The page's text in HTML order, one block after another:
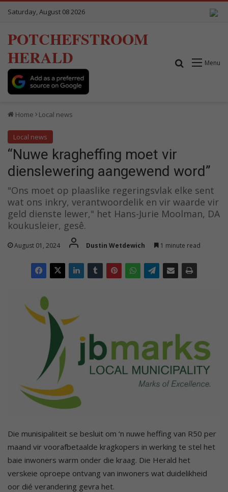
Saturday, August 08 2026
POTCHEFSTROOM
HERALD
Menu
Search for
Home Local news
Local news
“Nuwe kragheffing moet vir
dienslewering aangewend word”
"Ons moet op plaaslike regeringsvlak elke sent
wat ons inkry, verantwoordelik en vir waarde vir
geld dienste lewer," het Hans-Jurie Moolman, DA
koukusleier, gesê.
August 01, 2024 Dustin Wetdewich 1 minute read
Die munisipaliteit se besluit om ‘n nuwe heffing van R50 per
maand vir voorafbetaalde kragkopers in werking te stel het
baie inwoners warm onder die kraag. Die Herald het
verskeie oproepe ontvang van inwoners wat duidelikheid
oor dié verandering gevra het.